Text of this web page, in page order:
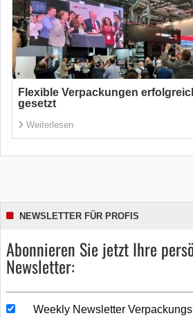
Flexible Verpackungen
gesetzt
Weiterlesen
NEWSLETTER FÜR PROFIS
Abonnieren Sie jetzt Ihre
Newsletter:
Weekly Newsletter